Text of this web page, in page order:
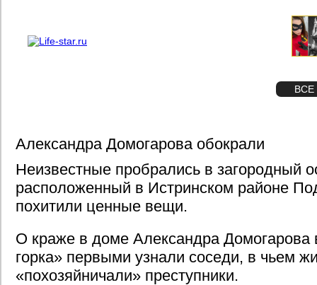
ВСЕ
Александра Домогарова обокрали
Неизвестные пробрались в загородный
расположенный в Истринском районе
похитили ценные вещи.
О краже в доме Александра
горка» первыми узнали соседи, в чьем
«похозяйничали» преступники.